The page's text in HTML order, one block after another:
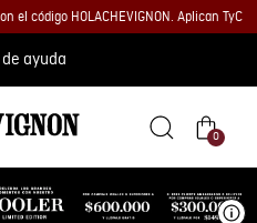
el código HOLACHEVIGNON. Aplican TyC
ayuda
0